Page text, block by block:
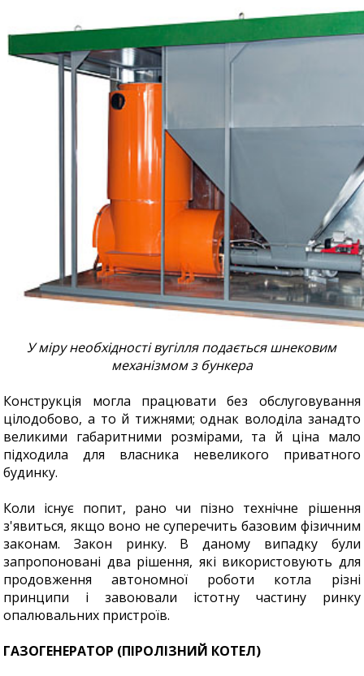
У міру необхідності вугілля подається шнековим
механізмом з бункера
Конструкція могла працювати без обслуговування
цілодобово, а то й тижнями; однак володіла занадто
великими габаритними розмірами, та й ціна мало
підходила для власника невеликого приватного
будинку.
Коли існує попит, рано чи пізно технічне рішення
з'явиться, якщо воно не суперечить базовим фізичним
законам. Закон ринку. В даному випадку були
запропоновані два рішення, які використовують для
продовження автономної роботи котла різні
принципи і завоювали істотну частину ринку
опалювальних пристроїв.
ГАЗОГЕНЕРАТОР (ПІРОЛІЗНИЙ КОТЕЛ)